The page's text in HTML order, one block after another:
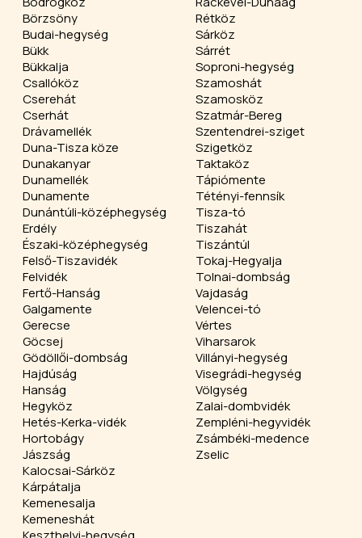
Börzsöny
Budai-hegység
Bükk
Bükkalja
Csallóköz
Cserehát
Cserhát
Drávamellék
Duna-Tisza köze
Dunakanyar
Dunamellék
Dunamente
Dunántúli-középhegység
Erdély
Északi-középhegység
Felső-Tiszavidék
Felvidék
Fertő-Hanság
Galgamente
Gerecse
Göcsej
Gödöllői-dombság
Hajdúság
Hanság
Hegyköz
Hetés-Kerka-vidék
Hortobágy
Jászság
Kalocsai-Sárköz
Kárpátalja
Kemenesalja
Kemeneshát
Rétköz
Sárköz
Sárrét
Soproni-hegység
Szamoshát
Szamosköz
Szatmár-Bereg
Szentendrei-sziget
Szigetköz
Taktaköz
Tápiómente
Tétényi-fennsík
Tisza-tó
Tiszahát
Tiszántúl
Tokaj-Hegyalja
Tolnai-dombság
Vajdaság
Velencei-tó
Vértes
Viharsarok
Villányi-hegység
Visegrádi-hegység
Völgység
Zalai-dombvidék
Zempléni-hegyvidék
Zsámbéki-medence
Zselic